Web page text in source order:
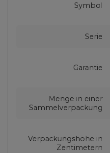
Symbol
Serie
Garantie
Menge in einer
Sammelverpackung
Verpackungshöhe in
Zentimetern